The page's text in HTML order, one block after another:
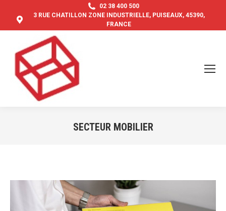
02 38 400 500
3 RUE CHATILLON ZONE INDUSTRIELLE, PUISEAUX, 45390,
FRANCE
SECTEUR MOBILIER